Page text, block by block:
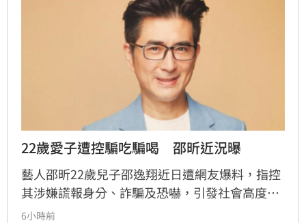
22歲愛子遭控騙吃騙喝　邵昕近況曝
藝人邵昕22歲兒子邵逸翔近日遭網友爆料，指控
其涉嫌謊報身分、詐騙及恐嚇，引發社會高度關
注。隨著風波延燒，邵昕的近況也隨之曝光，據
6小時前